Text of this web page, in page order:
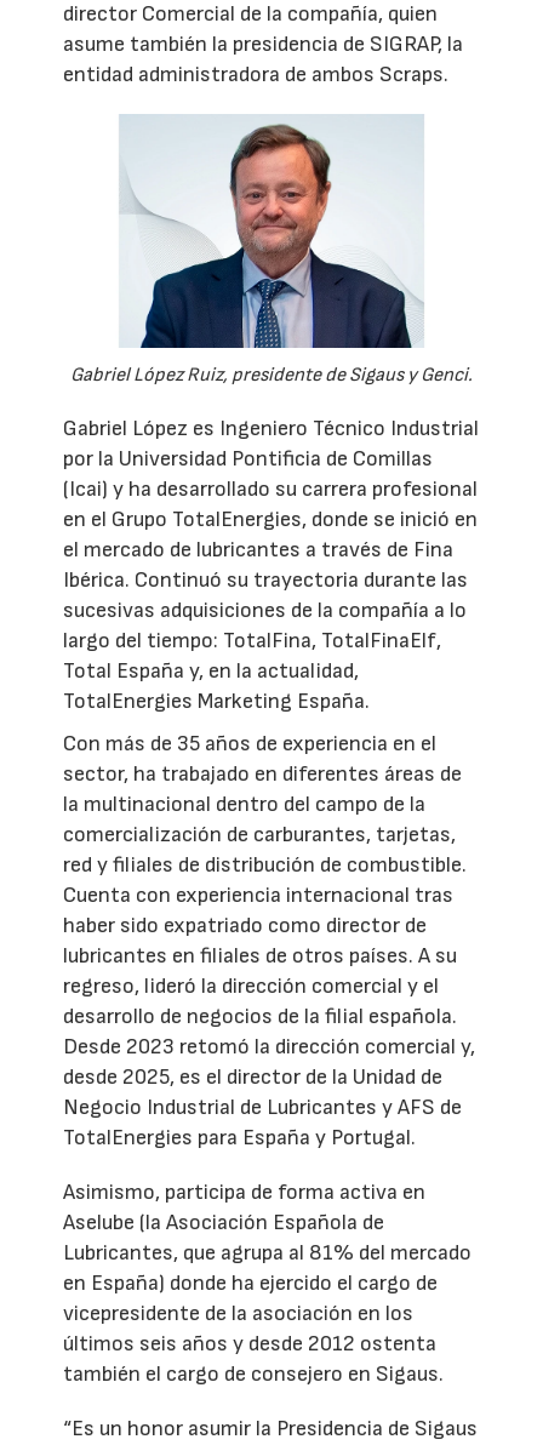
director Comercial de la compañía, quien
asume también la presidencia de SIGRAP, la
entidad administradora de ambos Scraps.
Gabriel López Ruiz, presidente de Sigaus y Genci.
Gabriel López es Ingeniero Técnico Industrial
por la Universidad Pontificia de Comillas
(Icai) y ha desarrollado su carrera profesional
en el Grupo TotalEnergies, donde se inició en
el mercado de lubricantes a través de Fina
Ibérica. Continuó su trayectoria durante las
sucesivas adquisiciones de la compañía a lo
largo del tiempo: TotalFina, TotalFinaElf,
Total España y, en la actualidad,
TotalEnergies Marketing España.
Con más de 35 años de experiencia en el
sector, ha trabajado en diferentes áreas de
la multinacional dentro del campo de la
comercialización de carburantes, tarjetas,
red y filiales de distribución de combustible.
Cuenta con experiencia internacional tras
haber sido expatriado como director de
lubricantes en filiales de otros países. A su
regreso, lideró la dirección comercial y el
desarrollo de negocios de la filial española.
Desde 2023 retomó la dirección comercial y,
desde 2025, es el director de la Unidad de
Negocio Industrial de Lubricantes y AFS de
TotalEnergies para España y Portugal.
Asimismo, participa de forma activa en
Aselube (la Asociación Española de
Lubricantes, que agrupa al 81% del mercado
en España) donde ha ejercido el cargo de
vicepresidente de la asociación en los
últimos seis años y desde 2012 ostenta
también el cargo de consejero en Sigaus.
“Es un honor asumir la Presidencia de Sigaus